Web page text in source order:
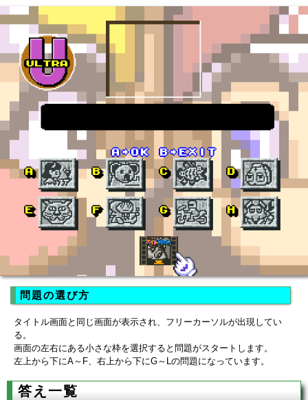
問題の選び方
タイトル画面と同じ画面が表示され、フリーカーソルが出現してい
る。
画面の左右にある小さな枠を選択すると問題がスタートします。
左上から下にA～F、右上から下にG～Lの問題になっています。
答え一覧